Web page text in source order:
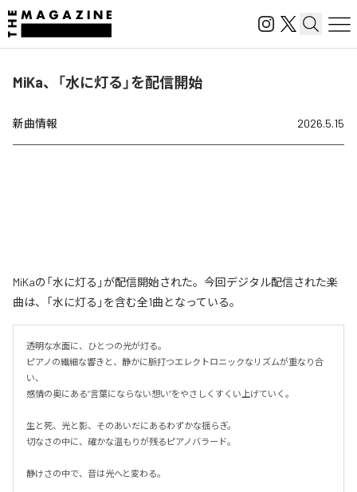
MiKa、「水に灯る」を配信開始
新曲情報 2026.5.15
MiKaの「水に灯る」が配信開始された。今回デジタル配信された楽
曲は、「水に灯る」を含む全1曲となっている。
透明な水面に、ひとつの光が灯る。
ピアノの繊細な響きと、静かに脈打つエレクトロニックなリズムが重なり合
い、
感情の奥にある“言葉にならない想い”をやさしくすくい上げていく。
生と死、光と影、そのあいだにあるわずかな揺らぎ。
切なさの中に、確かな温もりが残るピアノバラード。
静けさの中で、音は光へと変わる。